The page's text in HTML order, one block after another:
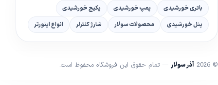
باتری خورشیدی پمپ خورشیدی
پکیج خورشیدی
پنل خورشیدی
محصولات سولار شارژ کنترلر انواع اینورتر
© 2026 آذر سولار — تمام حقوق این فروشگاه محفوظ است.